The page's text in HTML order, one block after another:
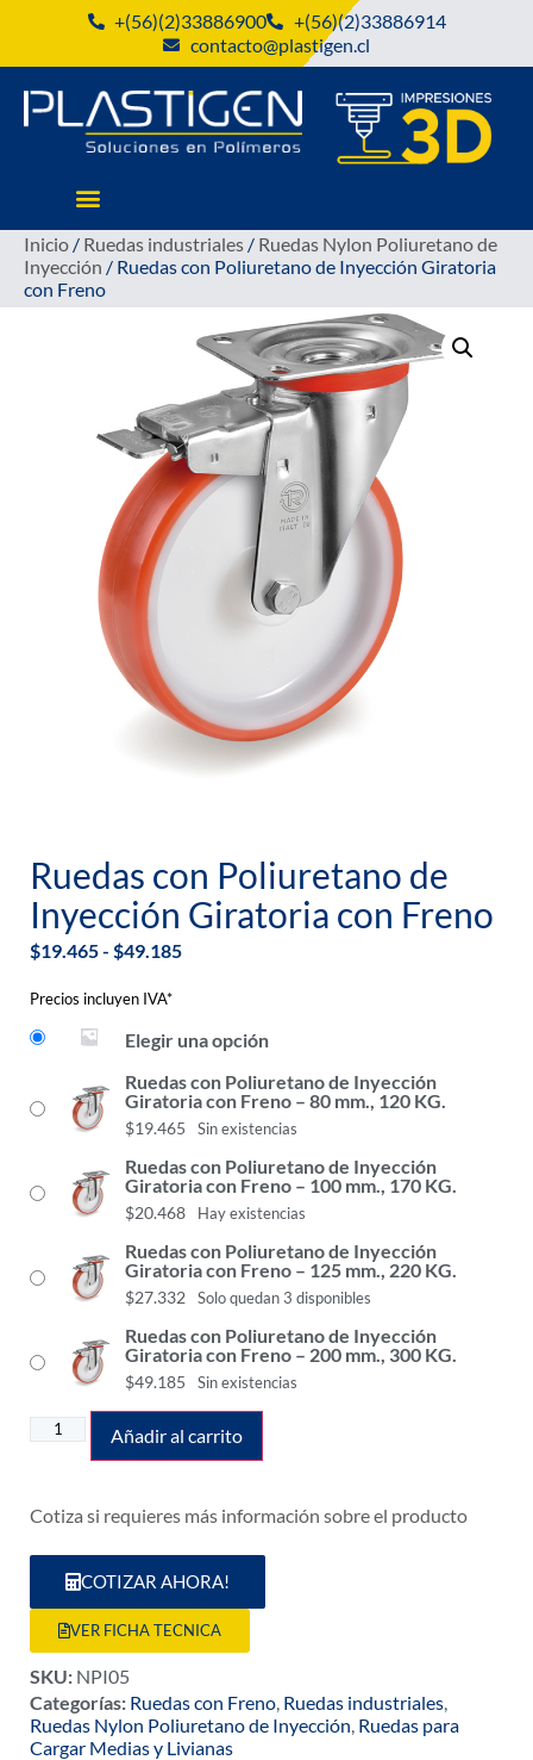
+(56)(2)33886900
+(56)(2)33886914
contacto@plastigen.cl
Inicio / Ruedas industriales / Ruedas Nylon Poliuretano de
Inyección / Ruedas con Poliuretano de Inyección Giratoria
con Freno
Ruedas con Poliuretano de
Inyección Giratoria con Freno
$19.465- $49.185
Precios incluyen IVA*
Elegir una opción
Ruedas con Poliuretano de Inyección
Giratoria con Freno – 80 mm., 120 KG.
$19.465 Sin existencias
Ruedas con Poliuretano de Inyección
Giratoria con Freno – 100 mm., 170 KG.
$20.468 Hay existencias
Ruedas con Poliuretano de Inyección
Giratoria con Freno – 125 mm., 220 KG.
$27.332 Solo quedan 3 disponibles
Ruedas con Poliuretano de Inyección
Giratoria con Freno – 200 mm., 300 KG.
$49.185 Sin existencias
Añadir al carrito
Cotiza si requieres más información sobre el producto
COTIZAR AHORA!
VER FICHA TECNICA
SKU: NPI05
Categorías: Ruedas con Freno Ruedas industriales
Ruedas Nylon Poliuretano de Inyección Ruedas para
Cargar Medias y Livianas